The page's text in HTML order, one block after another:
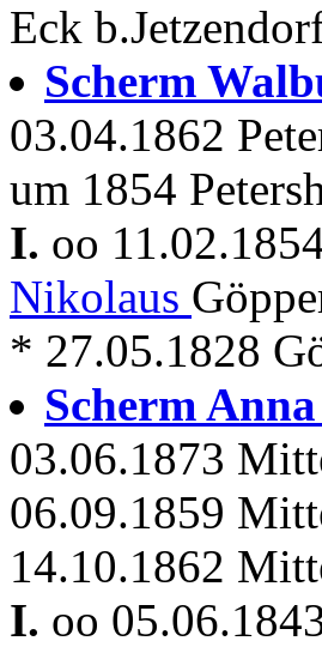
Eck
Scherm
03.04.1862
um 1854
I. oo
Nikolaus
* 27.05.1828
Scherm
03.06.1873
06.09.1859
14.10.1862
I. oo